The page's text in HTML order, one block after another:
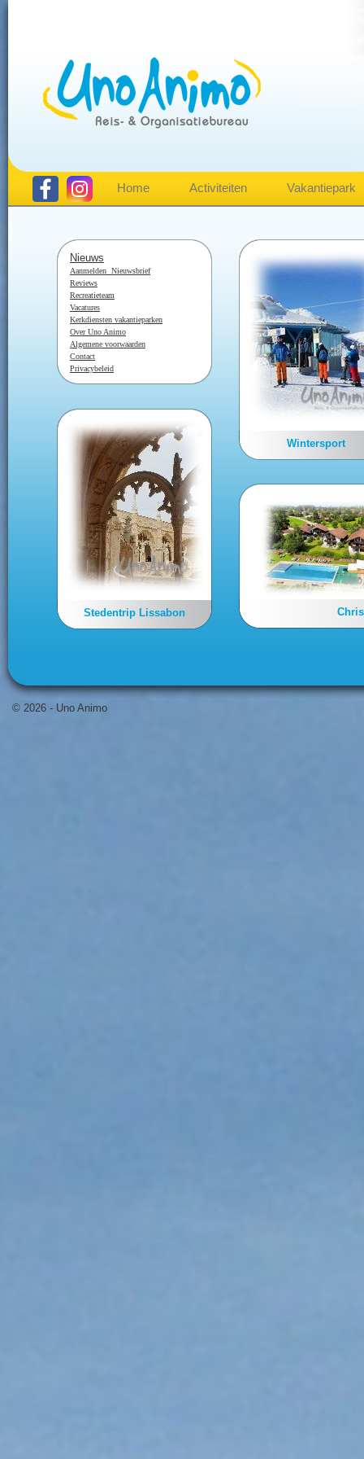
Home Activiteiten Vakantiepark
Nieuws
Aanmelden Nieuwsbrief
Reviews
Recreatieteam
Vacatures
Kerkdiensten vakantieparken
Over Uno Animo
Algemene voorwaarden
Contact
Privacybeleid
stedentripStedentrip Lissabon
Wintersport
© 2026 - Uno Animo